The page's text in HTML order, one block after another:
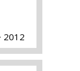
2012